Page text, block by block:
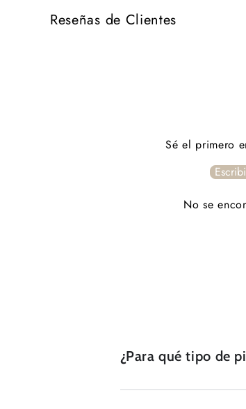
Reseñas de Clientes
Sé el primero
No se
¿Para qué tipo de